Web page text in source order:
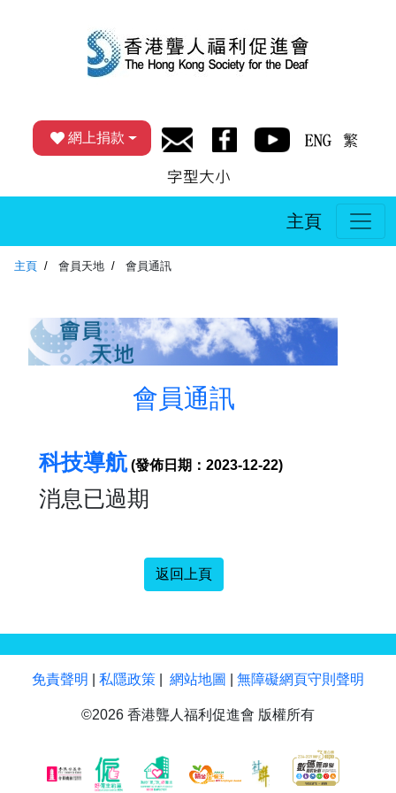
網上捐款
主頁
主頁 會員天地 會員通訊
會員通訊
科技導航(發佈日期：2023-12-22)
消息已過期
返回上頁
免責聲明 私隱政策 網站地圖 無障礙網頁守則聲明
©2026 香港聾人福利促進會 版權所有